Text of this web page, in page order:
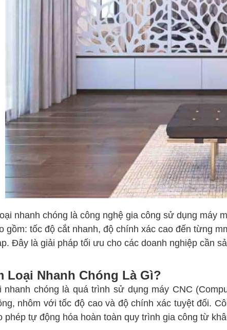
nhanh chóng là công nghệ gia công sử dụng
gồm: tốc độ cắt nhanh, độ chính xác cao đến từng
Đây là giải pháp tối ưu cho các doanh nghiệp cần
Loại Nhanh Chóng Là Gì?
nhanh chóng là quá trình sử dụng máy CNC
nhôm với tốc độ cao và độ chính xác tuyệt đối.
phép tự động hóa hoàn toàn quy trình gia công từ